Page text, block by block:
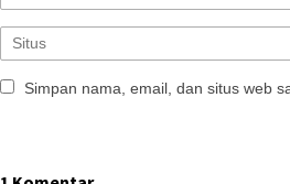
Simpan nama, email, dan situs web